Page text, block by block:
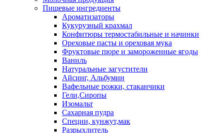
Пищевые ингредиенты
Ароматизаторы
Кукурузный крахмал
Конфитюры термостабильные и начинки
Ореховые пасты и ореховая мука
Фруктовые пюре и замороженные ягоды
Ваниль
Натуральные загустители
Айсинг, Альбумин
Вафельные рожки, стаканчики
Гели,Сиропы
Изомальт
Сахарная пудра
Специи, кунжут,мак
Разрыхлитель